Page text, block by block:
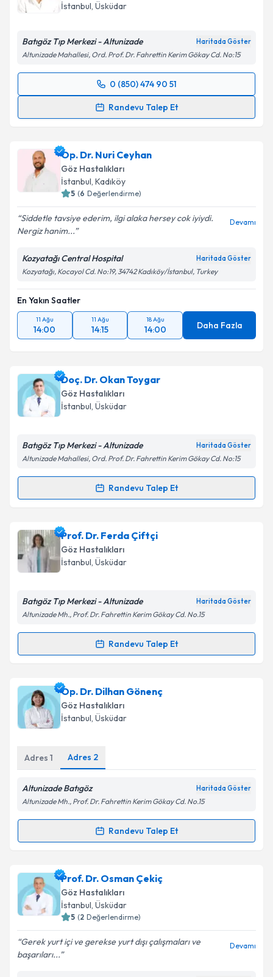
İstanbul, Üsküdar
Batıgöz Tıp Merkezi - Altunizade Haritada Göster
Altunizade Mahallesi, Ord. Prof. Dr. Fahrettin Kerim Gökay Cd. No:15
0 (850) 474 90 51
Randevu Talep Et
Randevu Takvimi Talebi
takvim hazırlandığında e-posta ile bilgilendireceğiz.
E-posta Adresiniz
kapsamda işlenmesini kabul ediyorum.
Op. Dr. Nuri Ceyhan
Göz Hastalıkları
İstanbul, Kadıköy
5 (6 Değerlendirme)
Siddetle tavsiye ederim, ilgi alaka hersey cok iyiydi.
Nergiz hanim...
Devamı
Kozyatağı Central Hospital Haritada Göster
Kozyatağı, Kocayol Cd. No:19, 34742 Kadıköy/İstanbul, Turkey
En Yakın Saatler
11 Ağu
14:00
11 Ağu
14:15
18 Ağu
14:00 Daha Fazla
Doç. Dr. Okan Toygar
Göz Hastalıkları
İstanbul, Üsküdar
Batıgöz Tıp Merkezi - Altunizade Haritada Göster
Altunizade Mahallesi, Ord. Prof. Dr. Fahrettin Kerim Gökay Cd. No:15
Randevu Talep Et
Randevu Takvimi Talebi
Doç. Dr. Okan Toygariçin randevu takvimi talebi
oluşturun. Size bu uzmandan randevu almanız için bir
takvim hazırlandığında e-posta ile bilgilendireceğiz.
Kişisel verilerimin işlenmesine ilişkin
Metni'ni okudum ve kişisel verilerimin belirtilen
Takvim Talebini Gönder
Prof. Dr. Ferda Çiftçi
Göz Hastalıkları
İstanbul, Üsküdar
Batıgöz Tıp Merkezi - Altunizade Haritada Göster
Altunizade Mh., Prof. Dr. Fahrettin Kerim Gökay Cd. No.15
Randevu Talep Et
Randevu Takvimi Talebi
Prof. Dr. Ferda Çiftçiiçin randevu takvimi talebi
oluşturun. Size bu uzmandan randevu almanız için bir
takvim hazırlandığında e-posta ile bilgilendireceğiz.
Kişisel verilerimin işlenmesine ilişkinAydınlatma
kapsamda işlenmesini kabul ediyorum.
Op. Dr. Dilhan Gönenç
Göz Hastalıkları
İstanbul, Üsküdar
Adres 1 Adres 2
Altunizade Batıgöz Haritada Göster
Altunizade Mh., Prof. Dr. Fahrettin Kerim Gökay Cd. No.15
Randevu Talep Et
Randevu Takvimi Talebi
Op. Dr. Dilhan Gönençiçin randevu takvimi talebi
oluşturun. Size bu uzmandan randevu almanız için bir
takvim hazırlandığında e-posta ile bilgilendireceğiz.
Prof. Dr. Osman Çekiç
Göz Hastalıkları
İstanbul, Üsküdar
5 (2 Değerlendirme)
Gerek yurt içi ve gerekse yurt dışı çalışmaları ve
başarıları...
Devamı